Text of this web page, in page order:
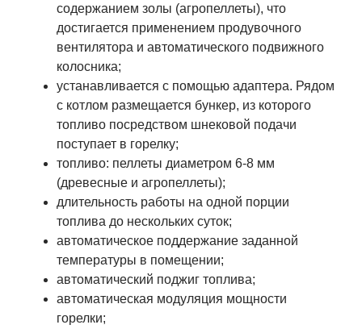
содержанием золы (агропеллеты), что
достигается применением продувочного
вентилятора и автоматического подвижного
колосника;
устанавливается с помощью адаптера. Рядом
с котлом размещается бункер, из которого
топливо посредством шнековой подачи
поступает в горелку;
топливо: пеллеты диаметром 6-8 мм
(древесные и агропеллеты);
длительность работы на одной порции
топлива до нескольких суток;
автоматическое поддержание заданной
температуры в помещении;
автоматический поджиг топлива;
автоматическая модуляция мощности
горелки;